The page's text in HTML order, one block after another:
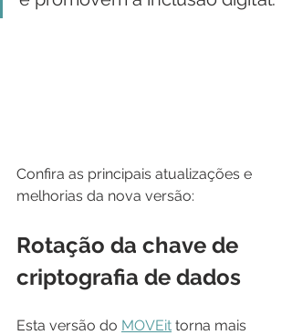
Confira as principais atualizações e
melhorias da nova versão:
Rotação da chave de
criptografia de dados
Esta versão do MOVEit torna mais